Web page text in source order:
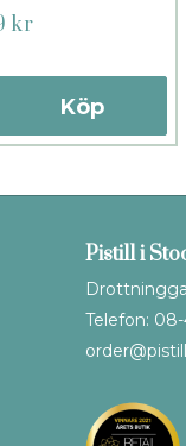
kr
Köp
Pistill i
Telefon: 08-